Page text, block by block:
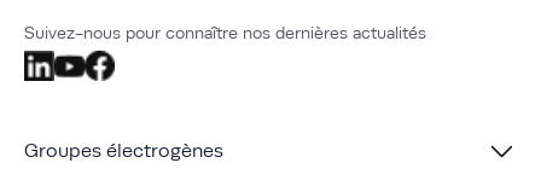
Suivez-nous pour connaître nos dernières actualités
Groupes électrogènes